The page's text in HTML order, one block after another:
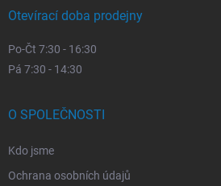
Otevírací doba prodejny
Po-Čt 7:30 - 16:30
Pá 7:30 - 14:30
O SPOLEČNOSTI
Kdo jsme
Ochrana osobních údajů